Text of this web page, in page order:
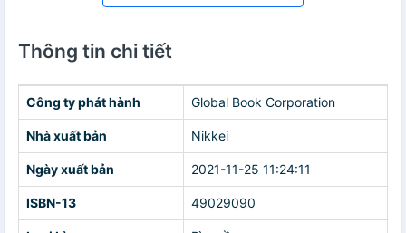
Thông tin chi tiết
Công ty phát hành Global Book Corporation
Nhà xuất bản Nikkei
Ngày xuất bản 2021-11-25 11:24:11
ISBN-13 49029090